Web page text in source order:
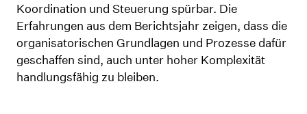
Koordination und Steuerung spürbar. Die
Erfahrungen aus dem Berichtsjahr zeigen, dass die
organisatorischen Grundlagen und Prozesse dafür
geschaffen sind, auch unter hoher Komplexität
handlungsfähig zu bleiben.